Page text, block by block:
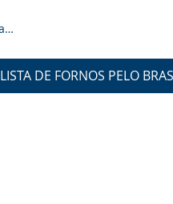
LISTA DE FORNOS PELO